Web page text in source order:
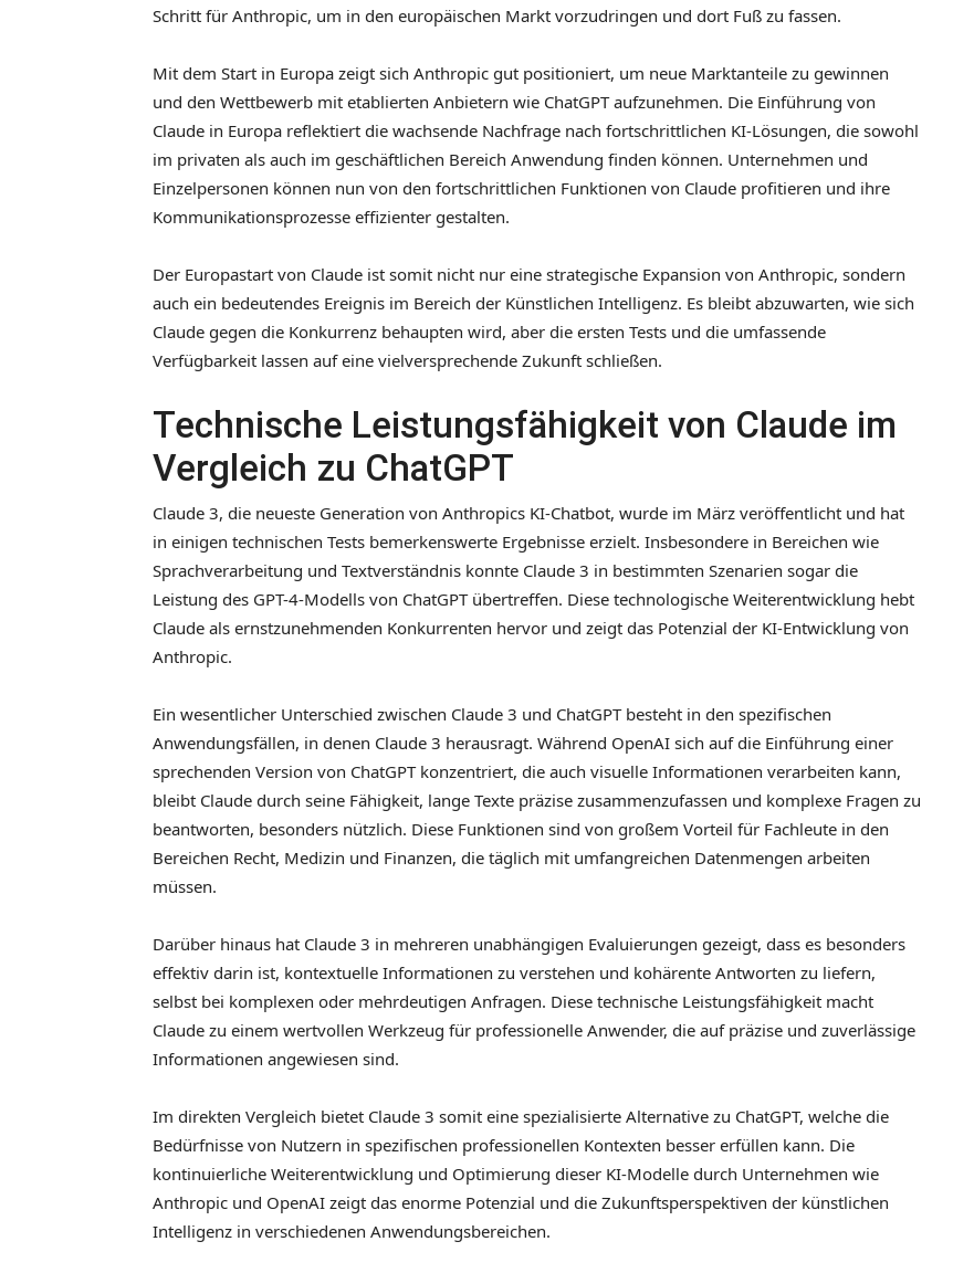
Schritt für Anthropic, um in den europäischen Markt vorzudringen und dort Fuß zu fassen.
Mit dem Start in Europa zeigt sich Anthropic gut positioniert, um neue Marktanteile zu gewinnen
und den Wettbewerb mit etablierten Anbietern wie ChatGPT aufzunehmen. Die Einführung von
Claude in Europa reflektiert die wachsende Nachfrage nach fortschrittlichen KI-Lösungen, die sowohl
im privaten als auch im geschäftlichen Bereich Anwendung finden können. Unternehmen und
Einzelpersonen können nun von den fortschrittlichen Funktionen von Claude profitieren und ihre
Kommunikationsprozesse effizienter gestalten.
Der Europastart von Claude ist somit nicht nur eine strategische Expansion von Anthropic, sondern
auch ein bedeutendes Ereignis im Bereich der Künstlichen Intelligenz. Es bleibt abzuwarten, wie sich
Claude gegen die Konkurrenz behaupten wird, aber die ersten Tests und die umfassende
Verfügbarkeit lassen auf eine vielversprechende Zukunft schließen.
Technische Leistungsfähigkeit von Claude im
Vergleich zu ChatGPT
Claude 3, die neueste Generation von Anthropics KI-Chatbot, wurde im März veröffentlicht und hat
in einigen technischen Tests bemerkenswerte Ergebnisse erzielt. Insbesondere in Bereichen wie
Sprachverarbeitung und Textverständnis konnte Claude 3 in bestimmten Szenarien sogar die
Leistung des GPT-4-Modells von ChatGPT übertreffen. Diese technologische Weiterentwicklung hebt
Claude als ernstzunehmenden Konkurrenten hervor und zeigt das Potenzial der KI-Entwicklung von
Anthropic.
Ein wesentlicher Unterschied zwischen Claude 3 und ChatGPT besteht in den spezifischen
Anwendungsfällen, in denen Claude 3 herausragt. Während OpenAI sich auf die Einführung einer
sprechenden Version von ChatGPT konzentriert, die auch visuelle Informationen verarbeiten kann,
bleibt Claude durch seine Fähigkeit, lange Texte präzise zusammenzufassen und komplexe Fragen zu
beantworten, besonders nützlich. Diese Funktionen sind von großem Vorteil für Fachleute in den
Bereichen Recht, Medizin und Finanzen, die täglich mit umfangreichen Datenmengen arbeiten
müssen.
Darüber hinaus hat Claude 3 in mehreren unabhängigen Evaluierungen gezeigt, dass es besonders
effektiv darin ist, kontextuelle Informationen zu verstehen und kohärente Antworten zu liefern,
selbst bei komplexen oder mehrdeutigen Anfragen. Diese technische Leistungsfähigkeit macht
Claude zu einem wertvollen Werkzeug für professionelle Anwender, die auf präzise und zuverlässige
Informationen angewiesen sind.
Im direkten Vergleich bietet Claude 3 somit eine spezialisierte Alternative zu ChatGPT, welche die
Bedürfnisse von Nutzern in spezifischen professionellen Kontexten besser erfüllen kann. Die
kontinuierliche Weiterentwicklung und Optimierung dieser KI-Modelle durch Unternehmen wie
Anthropic und OpenAI zeigt das enorme Potenzial und die Zukunftsperspektiven der künstlichen
Intelligenz in verschiedenen Anwendungsbereichen.